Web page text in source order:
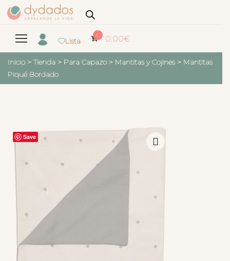
Lista
0 0.00€
Inicio > Tienda > Para Capazo > Mantitas y Cojines > Mantitas
Piqué Bordado
Save